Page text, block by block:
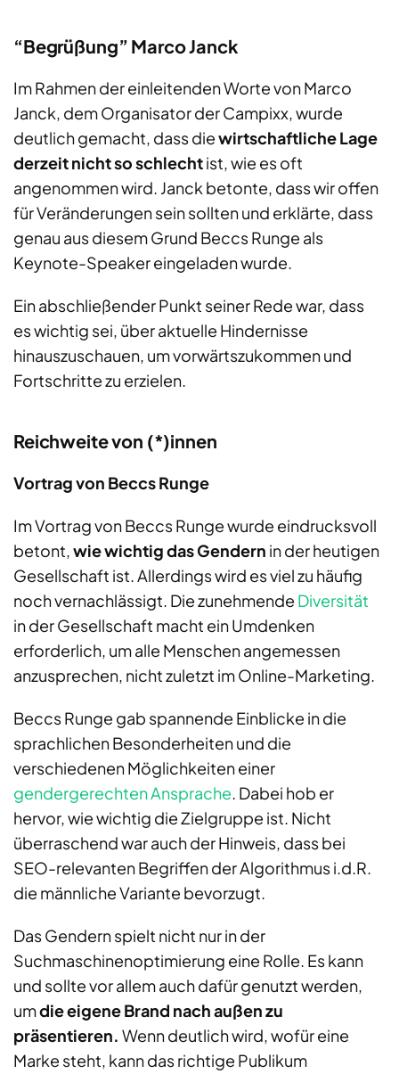
“Begrüßung” Marco Janck
Im Rahmen der einleitenden Worte von Marco
Janck, dem Organisator der Campixx, wurde
deutlich gemacht, dass diewirtschaftliche Lage
derzeit nicht so schlechtist, wie esoft
angenommen wird. Janck betonte, dass wir offen
für Veränderungen sein sollten und erklärte, dass
genau aus diesem Grund Beccs Runge als
Keynote-Speaker eingeladen wurde.
Ein abschließender Punkt seiner Rede war, dass
es wichtig sei, über aktuelle Hindernisse
hinauszuschauen, um vorwärtszukommen und
Fortschritte zu erzielen.
Reichweite von (*)innen
Vortrag von Beccs Runge
Im Vortrag von Beccs Runge wurde eindrucksvoll
betont,wie wichtig das Gendern in der heutigen
Gesellschaft ist. Allerdings wird es viel zu häufig
noch vernachlässigt. Die zunehmende Diversität
in der Gesellschaft macht ein Umdenken
erforderlich, um alle Menschen angemessen
anzusprechen, nicht zuletzt im Online-Marketing.
Beccs Runge gab spannende Einblicke in die
sprachlichen Besonderheiten und die
verschiedenen Möglichkeiten einer
gendergerechten Ansprache. Dabei hob er
hervor, wie wichtig die Zielgruppe ist. Nicht
überraschend war auch der Hinweis, dass bei
SEO-relevanten Begriffen der Algorithmus i.d.R.
die männliche Variante bevorzugt.
Das Gendern spielt nicht nur in der
Suchmaschinenoptimierung eine Rolle. Es kann
und sollte vor allem auch dafür genutzt werden,
umdie eigene Brand nach außen zu
präsentieren. Wenn deutlich wird, wofür eine
Marke steht, kann das richtige Publikum